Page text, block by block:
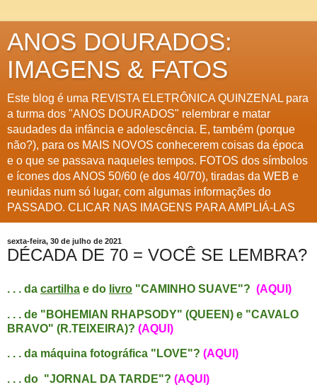
ANOS DOURADOS:
IMAGENS & FATOS
Este blog é uma REVISTA ELETRÔNICA QUINZENAL para
a turma dos "ANOS DOURADOS" relembrar e matar
saudades da infância e adolescência. E, também (porque
não?), para os MAIS NOVOS conhecerem coisas da época
e o que se passava naqueles tempos. FOTOS dos símbolos
e ícones dos ANOS 50/60 (e dos 40/70), tiradas da WEB e
reunidas num só lugar, com algumas informações do
PASSADO. CLICAR NAS IMAGENS PARA AMPLIÁ-LAS
sexta-feira, 30 de julho de 2021
DÉCADA DE 70 = VOCÊ SE LEMBRA?
. . . da cartilha e do livro "CAMINHO SUAVE"? (AQUI)
. . . de "BOHEMIAN RHAPSODY" (QUEEN) e "CAVALO
BRAVO" (R.TEIXEIRA)? (AQUI)
. . . da máquina fotográfica "LOVE"? (AQUI)
. . . do "JORNAL DA TARDE"? (AQUI)